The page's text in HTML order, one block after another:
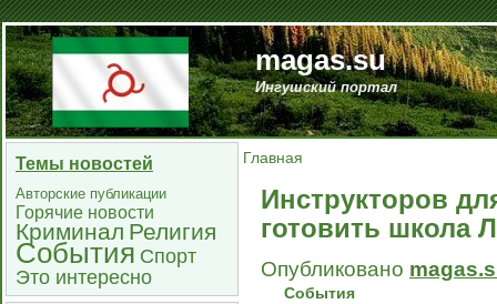
magas.su
Ингушский портал
Темы новостей
Авторские публикации
Горячие новости
Криминал Религия
События Спорт
Это интересно
Главная
Инструкторов
готовить школа
Опубликовано
События